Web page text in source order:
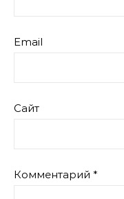
Email
Сайт
Комментарий *